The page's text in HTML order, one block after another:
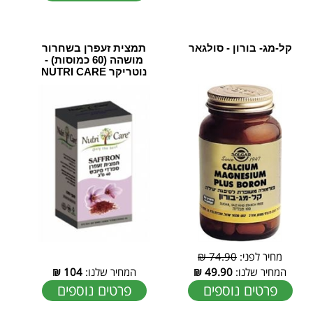
קל-מג- בורון - סולגאר
מחיר לפני: 74.90 ₪
המחיר שלנו: 49.90
₪
פרטים נוספים
תמצית זעפרן בשחרור
מושהה (60 כמוסות) -
נוטריקר NUTRI CARE
המחיר שלנו:104
₪
פרטים נוספים